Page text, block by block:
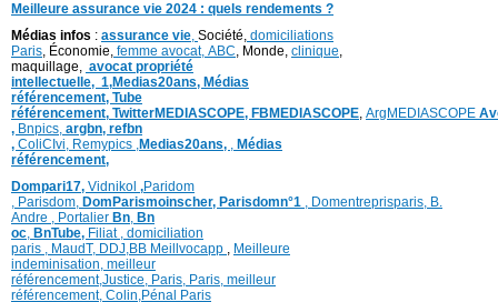
Meilleure assurance vie 2024 : quels rendements ?
Médias infos : assurance vie, Société, domiciliations
Paris, Économie, femme avocat, ABC, Monde, clinique,
maquillage, avocat propriété
intellectuelle, 1,Medias20ans, Médias
référencement, Tube
référencement, TwitterMEDIASCOPE, FBMEDIASCOPE, ArgMEDIASCOPE
, Bnpics, argbn, refbn
, ColiCIvi, Remypics ,Medias20ans, , Médias
référencement,
Dompari17, Vidnikol ,Paridom
, Parisdom, DomParismoinscher, Parisdomn°1 , Domentreprisparis, B.
Andre , Portalier Bn, Bn
oc, BnTube, Filiat, domiciliation
paris , MaudT, DDJ,BB Meillvocapp , Meilleure
indeminisation, meilleur
référencement,Justice, Paris, Paris, meilleur
référencement, Colin,Pénal Paris